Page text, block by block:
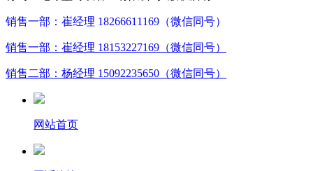
销售一部：崔经理 18266611169（微信同号）
销售一部：崔经理 18153227169（微信同号）
销售二部：杨经理 15092235650（微信同号）
网站首页